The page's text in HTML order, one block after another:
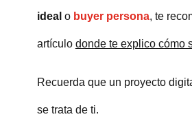
ideal o buyer persona, te
artículo donde te explico cómo
Recuerda que un proyecto
se trata de ti.